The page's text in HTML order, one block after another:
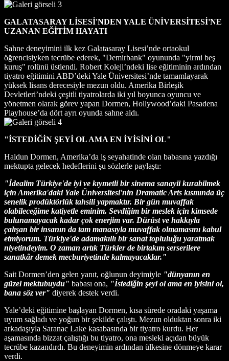
GALATASARAY LİSESİ'NDEN YALE ÜNİVERSİTESİ'NE
UZANAN EĞİTİM HAYATI
Sahne deneyimini ilk kez Galatasaray Lisesi’nde ortaokul
öğrencisiyken tecrübe ederek, "Demirbank" oyununda "yirmi beş
kuruş" rolünü üstlendi. Robert Koleji’ndeki lise eğitiminin ardından
tiyatro eğitimini ABD’deki Yale Üniversitesi’nde tamamlayarak
yüksek lisans derecesiyle mezun oldu. Amerika Birleşik
Devletleri’ndeki çeşitli tiyatrolarda iki yıl boyunca oyuncu ve
yönetmen olarak görev yapan Dormen, Hollywood’daki Pasadena
Playhouse’da dört ayrı oyunda sahne aldı.
"İSTEDİĞİN ŞEYİ OL AMA EN İYİSİNİ OL"
Haldun Dormen, Amerika’da iş seyahatinde olan babasına yazdığı
mektupta gelecek hedeflerini şu sözlerle paylaştı:
"İdealim Türkiye'de iyi ve kıymetli bir sinema sanayii kurabilmek
için Amerika'daki Yale Üniversitesi'nin Dramatic Arts kısmında üç
senelik prodüktörlük tahsili yapmaktır. Bir gün muvaffak
olabileceğime katiyetle eminim. Sevdiğim bir meslek için kimsede
bulunamayacak kadar çok enerjim var. Dürüst ve hakkıyla
çalışan bir insanın da tam manasıyla muvaffak olmamasını kabul
etmiyorum. Türkiye'de adamakıllı bir sanat topluluğu yaratmak
niyetindeyim. O zaman artık Türkler de birtakım serserilere
sanatkâr demek mecburiyetinde kalmayacaklar."
Sait Dormen’den gelen yanıt, oğlunun deyimiyle "dünyanın en
güzel mektubuydu" babası ona, "İstediğin şeyi ol ama en iyisini ol,
bana söz ver" diyerek destek verdi.
Yale’deki eğitimine başlayan Dormen, kısa sürede oradaki yaşama
uyum sağladı ve yoğun bir şekilde çalıştı. Mezun olduktan sonra iki
arkadaşıyla Saranac Lake kasabasında bir tiyatro kurdu. Her
aşamasında bizzat çalıştığı bu tiyatro, ona mesleki açıdan büyük
tecrübe kazandırdı. Bu deneyimin ardından ülkesine dönmeye karar
verdi.